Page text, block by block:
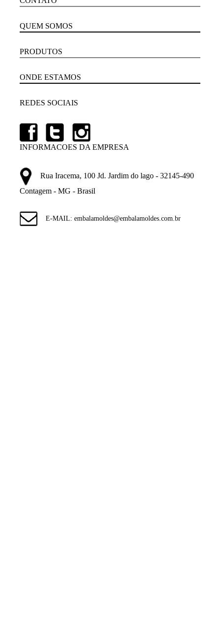
QUEM SOMOS
PRODUTOS
ONDE ESTAMOS
REDES SOCIAIS
INFORMACOES DA EMPRESA
Rua Iracema, 100 Jd. Jardim do lago - 32145-490
Contagem - MG - Brasil
E-MAIL: embalamoldes@embalamoldes.com.br